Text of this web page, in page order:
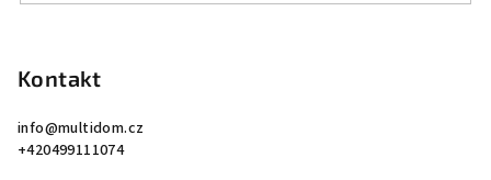
Kontakt
info@multidom.cz
+420499111074